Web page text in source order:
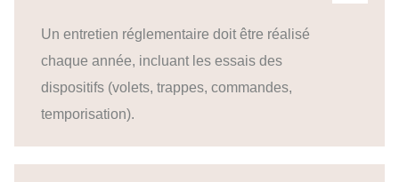
Un entretien réglementaire doit être réalisé
chaque année, incluant les essais des
dispositifs (volets, trappes, commandes,
temporisation).